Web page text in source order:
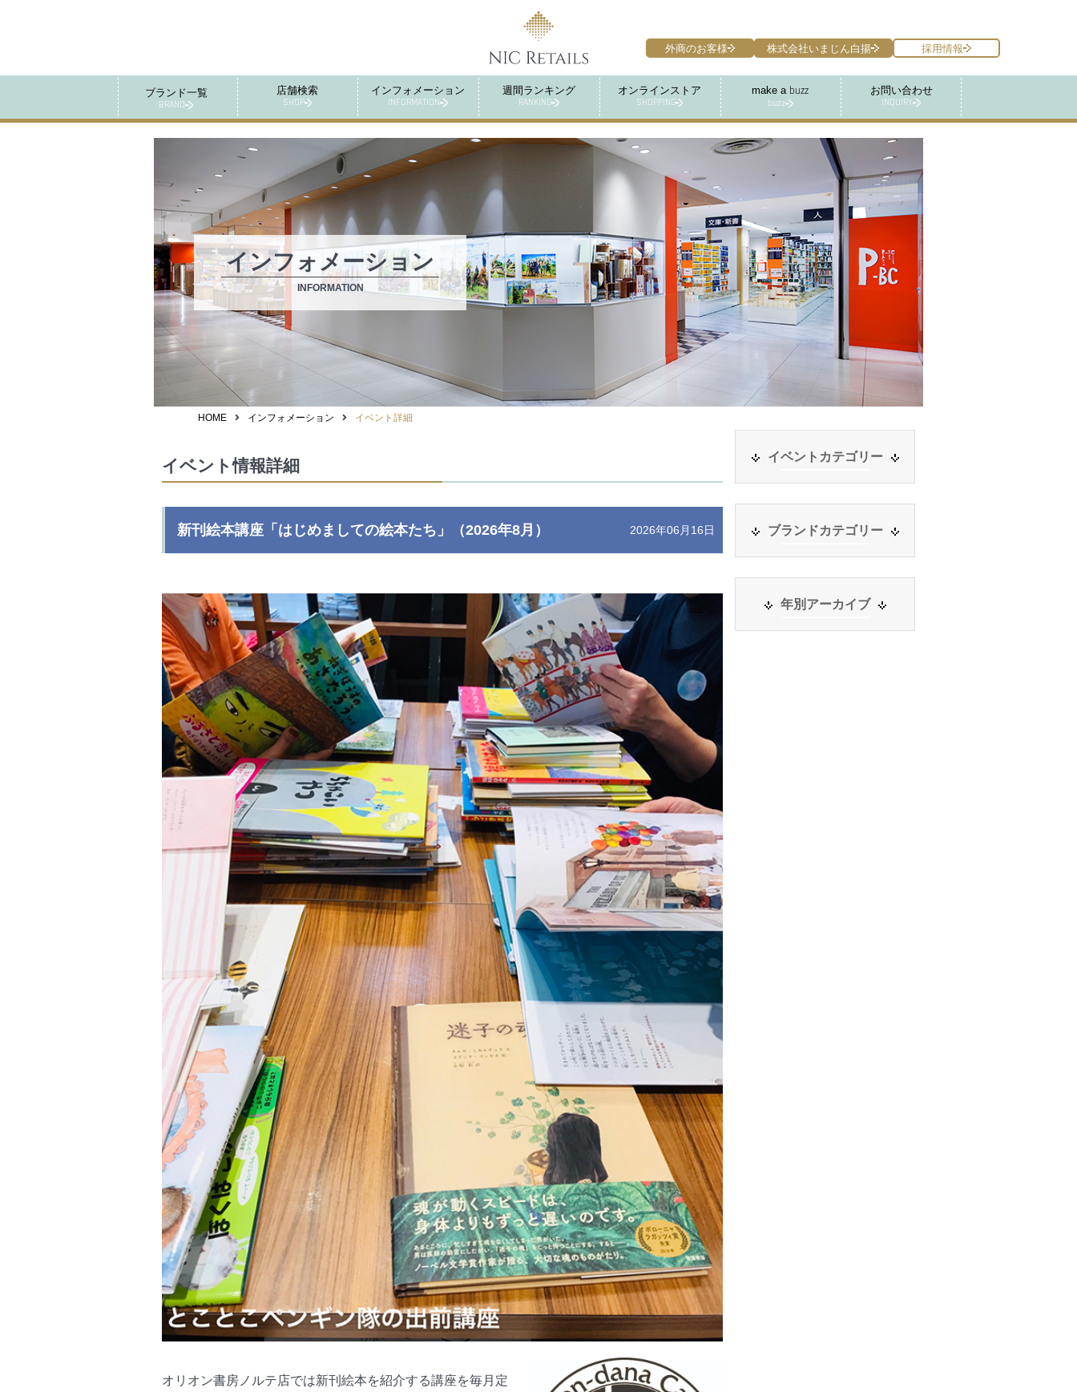
ブランド一覧
BRAND
店舗検索
SHOP
インフォメーション
INFORMATION
週間ランキング
RANKING
オンラインストア
SHOPPING
make a buzz
buzz
お問い合わせ
INQUIRY
外商のお客様 株式会社いまじん白揚 採用情報
インフォメーション
INFORMATION
HOME インフォメーション イベント詳細
イベント情報詳細
新刊絵本講座「はじめましての絵本たち」（2026年8月） 2026年06月16日
オリオン書房ノルテ店では新刊絵本を紹介する講座を毎月定
イベントカテゴリー
ブランドカテゴリー
年別アーカイブ